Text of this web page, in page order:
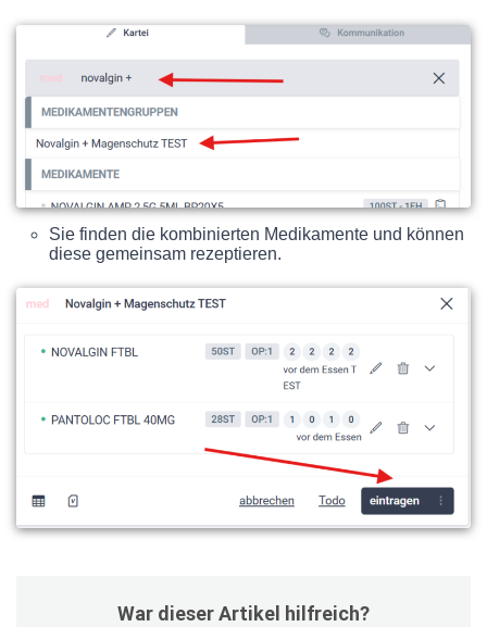
Sie finden die kombinierten Medikamente und können
diese gemeinsam rezeptieren.
War dieser Artikel hilfreich?